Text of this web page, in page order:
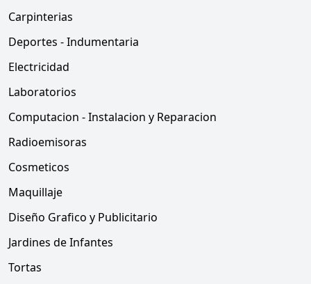
Carpinterias
Deportes - Indumentaria
Electricidad
Laboratorios
Computacion - Instalacion y Reparacion
Radioemisoras
Cosmeticos
Maquillaje
Diseño Grafico y Publicitario
Jardines de Infantes
Tortas